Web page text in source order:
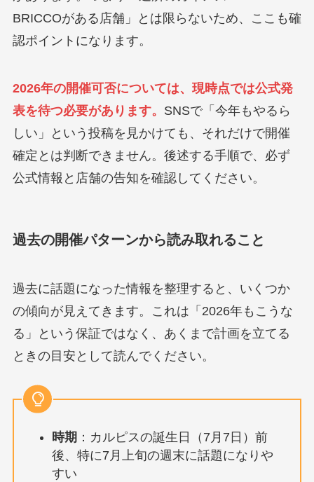
BRICCOがある店舗」とは限らないため、ここも確
認ポイントになります。
2026年の開催可否については、現時点では公式発
表を待つ必要があります。 SNSで「今年もやるら
しい」という投稿を見かけても、それだけで開催
確定とは判断できません。後述する手順で、必ず
公式情報と店舗の告知を確認してください。
過去の開催パターンから読み取れること
過去に話題になった情報を整理すると、いくつか
の傾向が見えてきます。これは「2026年もこうな
る」という保証ではなく、あくまで計画を立てる
ときの目安として読んでください。
時期 ：カルピスの誕生日（7月7日）前
後、特に7月上旬の週末に話題になりや
すい